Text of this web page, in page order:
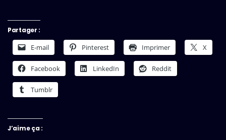
Partager :
E-mail Pinterest Imprimer X
Facebook LinkedIn Reddit
Tumblr
J’aime ça :